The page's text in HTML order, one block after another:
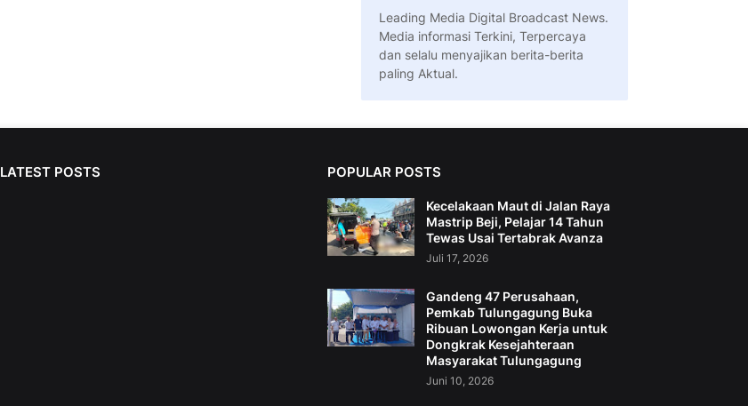
Leading Media Digital Broadcast News.
Media informasi Terkini, Terpercaya
dan selalu menyajikan berita-berita
paling Aktual.
LATEST POSTS POPULAR POSTS
Kecelakaan Maut di Jalan Raya
Mastrip Beji, Pelajar 14 Tahun
Tewas Usai Tertabrak Avanza
Juli 17, 2026
Gandeng 47 Perusahaan,
Pemkab Tulungagung Buka
Ribuan Lowongan Kerja untuk
Dongkrak Kesejahteraan
Masyarakat Tulungagung
Juni 10, 2026